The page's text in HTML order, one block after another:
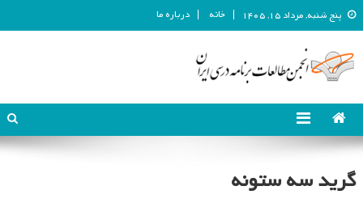
پنج شنبه, مرداد ۱۵, ۱۴۰۵ خانه درباره ما
انجمن مطالعات برنامه درسی ایران
گرید سه ستونه